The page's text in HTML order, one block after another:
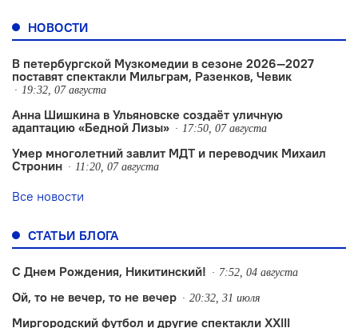
НОВОСТИ
В петербургской Музкомедии в сезоне 2026—2027
поставят спектакли Мильграм, Разенков, Чевик
19:32, 07 августа
Анна Шишкина в Ульяновске создаëт уличную
адаптацию «Бедной Лизы»
17:50, 07 августа
Умер многолетний завлит МДТ и переводчик Михаил
Стронин
11:20, 07 августа
Все новости
СТАТЬИ БЛОГА
С Днем Рождения, Никитинский! 7:52, 04 августа
Ой, то не вечер, то не вечер 20:32, 31 июля
Миргородский футбол и другие спектакли XXIII